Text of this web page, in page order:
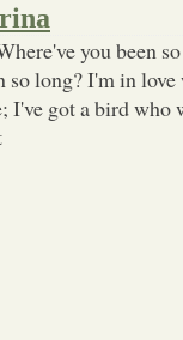
you been
so long? I'm in
I've got a bird who